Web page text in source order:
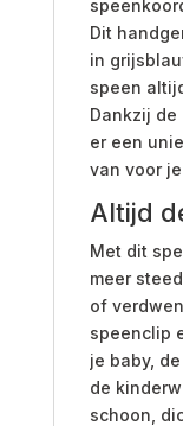
Dit
in
speen
Dankzij
er een
van voor
Altijd
Met dit
meer
of
speenclip
je baby,
de
schoon,